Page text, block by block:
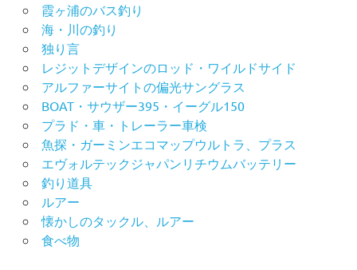
霞ヶ浦のバス釣り
海・川の釣り
独り言
レジットデザインのロッド・ワイルドサイド
アルファーサイトの偏光サングラス
BOAT・サウザー395・イーグル150
プラド・車・トレーラー車検
魚探・ガーミンエコマップウルトラ、プラス
エヴォルテックジャパンリチウムバッテリー
釣り道具
ルアー
懐かしのタックル、ルアー
食べ物